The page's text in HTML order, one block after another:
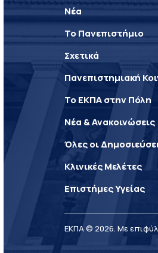
Νέα
Το Πανεπιστήμιο
Σχετικά
Πανεπιστημιακή
Το ΕΚΠΑ στην Πόλη
Νέα & Ανακοινώσεις
Όλες οι
Κλινικές Μελέτες
Επιστήμες Υγείας
ΕΚΠΑ © 2026. Με